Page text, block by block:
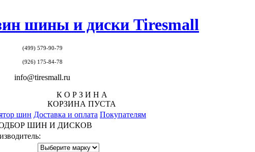
шины и диски Tiresmall
(499) 579-90-79
(926) 175-84-78
info@tiresmall.ru
К О Р З И Н А
КОРЗИНА ПУСТА
шин Доставка и оплата Покупателям
ШИН И ДИСКОВ